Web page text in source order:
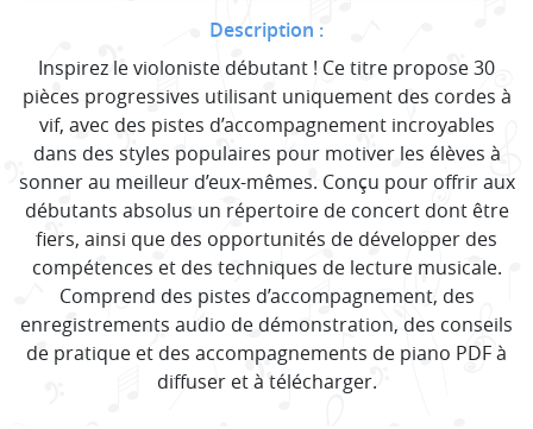
Description :
Inspirez le violoniste débutant ! Ce titre propose 30
pièces progressives utilisant uniquement des cordes à
vif, avec des pistes d’accompagnement incroyables
dans des styles populaires pour motiver les élèves à
sonner au meilleur d’eux-mêmes. Conçu pour offrir aux
débutants absolus un répertoire de concert dont être
fiers, ainsi que des opportunités de développer des
compétences et des techniques de lecture musicale.
Comprend des pistes d’accompagnement, des
enregistrements audio de démonstration, des conseils
de pratique et des accompagnements de piano PDF à
diffuser et à télécharger.